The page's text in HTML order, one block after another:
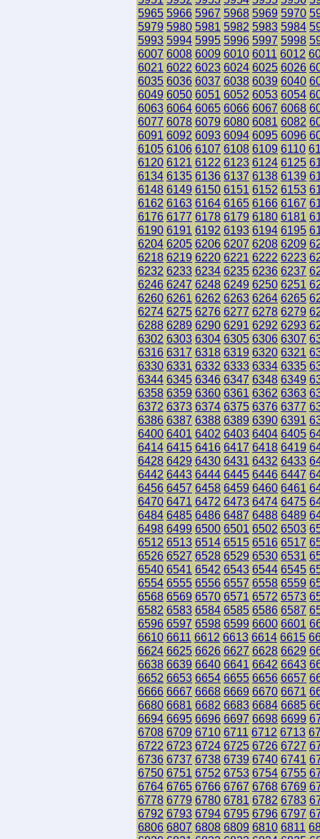
5965 5966 5967 5968 5969 5970
5979 5980 5981 5982 5983 5984
5993 5994 5995 5996 5997 5998
6007 6008 6009 6010 6011 6012
6021 6022 6023 6024 6025 6026
6035 6036 6037 6038 6039 6040
6049 6050 6051 6052 6053 6054
6063 6064 6065 6066 6067 6068
6077 6078 6079 6080 6081 6082
6091 6092 6093 6094 6095 6096
6105 6106 6107 6108 6109 6110
6120 6121 6122 6123 6124 6125
6134 6135 6136 6137 6138 6139
6148 6149 6150 6151 6152 6153
6162 6163 6164 6165 6166 6167
6176 6177 6178 6179 6180 6181
6190 6191 6192 6193 6194 6195
6204 6205 6206 6207 6208 6209
6218 6219 6220 6221 6222 6223
6232 6233 6234 6235 6236 6237
6246 6247 6248 6249 6250 6251
6260 6261 6262 6263 6264 6265
6274 6275 6276 6277 6278 6279
6288 6289 6290 6291 6292 6293
6302 6303 6304 6305 6306 6307
6316 6317 6318 6319 6320 6321
6330 6331 6332 6333 6334 6335
6344 6345 6346 6347 6348 6349
6358 6359 6360 6361 6362 6363
6372 6373 6374 6375 6376 6377
6386 6387 6388 6389 6390 6391
6400 6401 6402 6403 6404 6405
6414 6415 6416 6417 6418 6419
6428 6429 6430 6431 6432 6433
6442 6443 6444 6445 6446 6447
6456 6457 6458 6459 6460 6461
6470 6471 6472 6473 6474 6475
6484 6485 6486 6487 6488 6489
6498 6499 6500 6501 6502 6503
6512 6513 6514 6515 6516 6517
6526 6527 6528 6529 6530 6531
6540 6541 6542 6543 6544 6545
6554 6555 6556 6557 6558 6559
6568 6569 6570 6571 6572 6573
6582 6583 6584 6585 6586 6587
6596 6597 6598 6599 6600 6601
6610 6611 6612 6613 6614 6615
6624 6625 6626 6627 6628 6629
6638 6639 6640 6641 6642 6643
6652 6653 6654 6655 6656 6657
6666 6667 6668 6669 6670 6671
6680 6681 6682 6683 6684 6685
6694 6695 6696 6697 6698 6699
6708 6709 6710 6711 6712 6713
6722 6723 6724 6725 6726 6727
6736 6737 6738 6739 6740 6741
6750 6751 6752 6753 6754 6755
6764 6765 6766 6767 6768 6769
6778 6779 6780 6781 6782 6783
6792 6793 6794 6795 6796 6797
6806 6807 6808 6809 6810 6811